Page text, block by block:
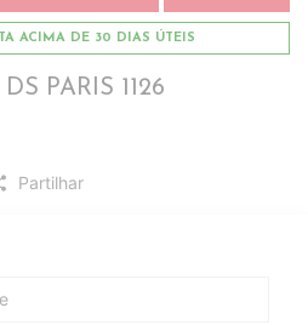
ACIMA DE 30 DIAS ÚTEIS
PARIS 1126
Partilhar